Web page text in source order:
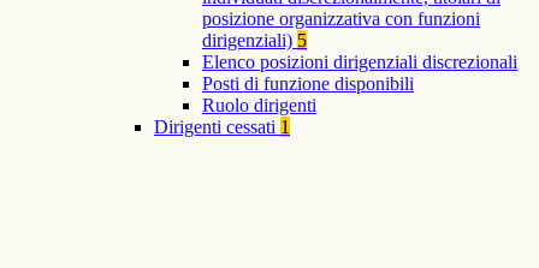
posizione organizzativa con funzioni
dirigenziali) 5
Elenco posizioni dirigenziali discrezionali
Posti di funzione disponibili
Ruolo dirigenti
Dirigenti cessati 1